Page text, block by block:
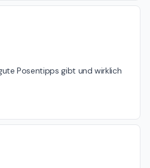
Posentipps gibt und wirklich